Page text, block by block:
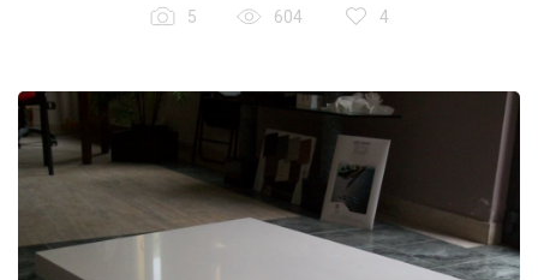
5 604 4